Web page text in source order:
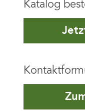
Katalog